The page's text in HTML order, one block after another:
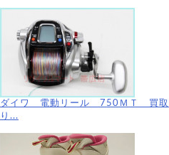
ダイワ 電動リール 750ＭＴ 買取
り...